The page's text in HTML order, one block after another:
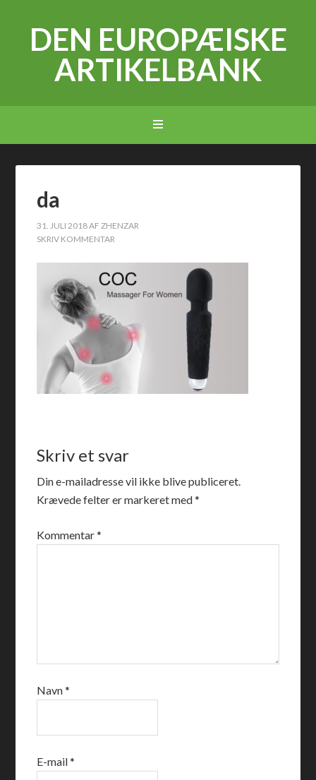
DEN EUROPÆISKE
ARTIKELBANK
da
31. JULI 2018AFZHENZAR
SKRIV KOMMENTAR
Skriv et svar
Din e-mailadresse vil ikke blive publiceret.
Krævede felter er markeret med*
Kommentar*
Navn*
E-mail*